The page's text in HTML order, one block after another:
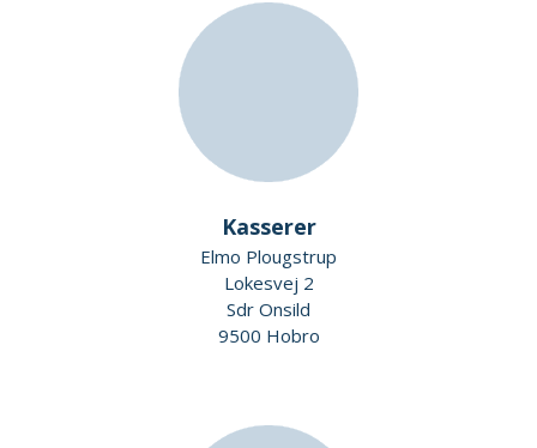
Kasserer
Elmo Plougstrup
Lokesvej 2
Sdr Onsild
9500 Hobro